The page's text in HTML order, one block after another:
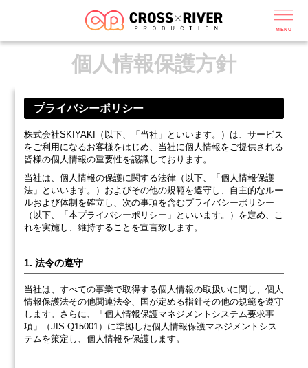
MENU
個人情報保護方針
プライバシーポリシー
株式会社SKIYAKI（以下、「当社」といいます。）は、サービス
をご利用になるお客様をはじめ、当社に個人情報をご提供される
皆様の個人情報の重要性を認識しております。
当社は、個人情報の保護に関する法律（以下、「個人情報保護
法」といいます。）およびその他の規範を遵守し、自主的なルー
ルおよび体制を確立し、次の事項を含むプライバシーポリシー
（以下、「本プライバシーポリシー」といいます。）を定め、こ
れを実施し、維持することを宣言致します。
1. 法令の遵守
当社は、すべての事業で取得する個人情報の取扱いに関し、個人
情報保護法その他関連法令、国が定める指針その他の規範を遵守
します。さらに、「個人情報保護マネジメントシステム要求事
項」（JIS Q15001）に準拠した個人情報保護マネジメントシス
テムを策定し、個人情報を保護します。